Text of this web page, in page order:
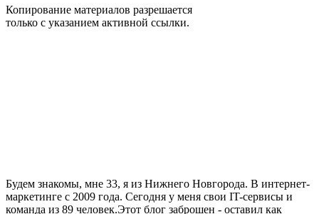
Копирование материалов разрешается
только с указанием активной ссылки.
Будем знакомы, мне 33, я из Нижнего Новгорода. В интернет-
маркетинге с 2009 года. Сегодня у меня свои IT-сервисы и
команда из 89 человек.Этот блог заброшен - оставил как